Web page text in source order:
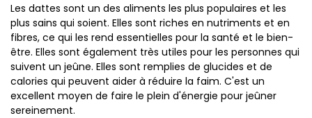
Les dattes sont un des aliments les plus populaires et les
plus sains qui soient. Elles sont riches en nutriments et en
fibres, ce qui les rend essentielles pour la santé et le bien-
être. Elles sont également très utiles pour les personnes qui
suivent un jeûne. Elles sont remplies de glucides et de
calories qui peuvent aider à réduire la faim. C'est un
excellent moyen de faire le plein d'énergie pour jeûner
sereinement.